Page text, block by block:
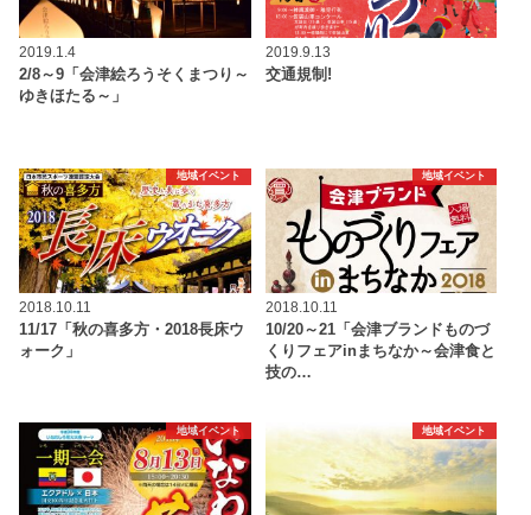
2019.1.4
2/8～9「会津絵ろうそくまつり～
ゆきほたる～」
2019.9.13
交通規制!
地域イベント
2018.10.11
11/17「秋の喜多方・2018長床ウ
ォーク」
地域イベント
2018.10.11
10/20～21「会津ブランドものづ
くりフェアinまちなか～会津食と
技の…
地域イベント 地域イベント